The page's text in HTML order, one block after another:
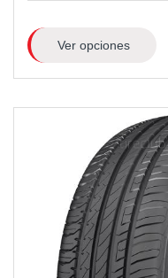
Ver opciones